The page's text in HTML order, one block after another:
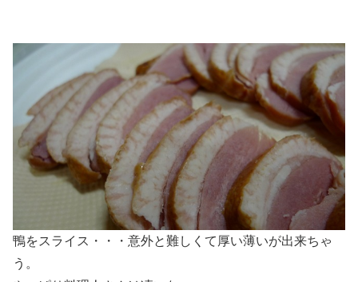
鴨をスライス・・・意外と難しくて厚い薄いが出来ちゃ
う。